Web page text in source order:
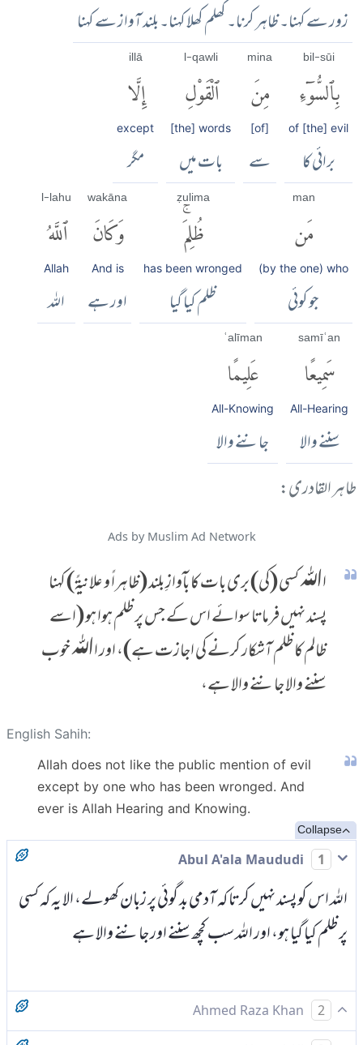
زور سے کہنا۔ ظاہر کرنا۔ کھلم کھلا کہنا۔ بلند آواز سے کہنا
bil-sūi
بِٱلسُّوٓءِ
of [the] evil
برائی کا
mina
مِنَ
[of]
سے
l-qawli
ٱلْقَوْلِ
[the] words
بات میں
illā
إِلَّا
except
مگر
man
مَن
(by the one) who
جو کوئی
ẓulima
ظُلِمَۚ
has been wronged
ظلم کیا گیا
wakāna
وَكَانَ
And is
اور ہے
l-lahu
ٱللَّهُ
Allah
اللہ
samīʿan
سَمِيعًا
All-Hearing
سننے والا
ʿalīman
عَلِيمًا
All-Knowing
جاننے والا
طاہر القادری:
Ads by Muslim Ad Network
اﷲ کسی (کی) بری بات کا بآوازِ بلند (ظاہراً و علانیۃً) کہنا
پسند نہیں فرماتا سوائے اس کے جس پر ظلم ہوا ہو (اسے
ظالم کا ظلم آشکار کرنے کی اجازت ہے)، اور اﷲ خوب
سننے والا جاننے والا ہے،
English Sahih:
Allah does not like the public mention of evil
except by one who has been wronged. And
ever is Allah Hearing and Knowing.
Collapse
1
اللہ اس کو پسند نہیں کرتا کہ آدمی بد گوئی پر زبان کھولے، الا یہ کہ کسی
پر ظلم کیا گیا ہو، اور اللہ سب کچھ سننے اور جاننے والا ہے
2